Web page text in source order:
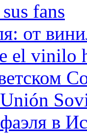
fans
от
el vinilo
в